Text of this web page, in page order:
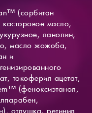
(сорбитан
касторовое масло,
ланолин,
масло жожоба,
и
токоферил ацетат,
(феноксиэтанол,
отдушка, ретинил